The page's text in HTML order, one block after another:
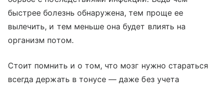
быстрее болезнь обнаружена, тем проще ее
вылечить, и тем меньше она будет влиять на
организм потом.
Стоит помнить и о том, что мозг нужно стараться
всегда держать в тонусе — даже без учета